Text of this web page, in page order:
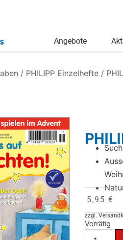
Angebote
/ PHILIPP Einzelhefte /
5,95€
zzgl.
Vorrätig